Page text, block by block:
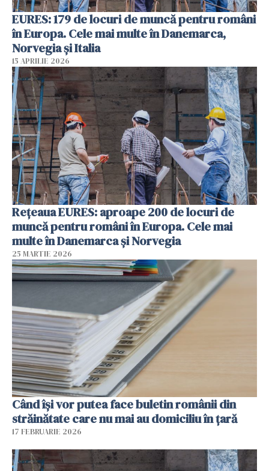
EURES: 179 de locuri de muncă pentru români
în Europa. Cele mai multe în Danemarca,
Norvegia și Italia
15 APRILIE 2026
Rețeaua EURES: aproape 200 de locuri de
muncă pentru români în Europa. Cele mai
multe în Danemarca și Norvegia
25 MARTIE 2026
Când își vor putea face buletin românii din
străinătate care nu mai au domiciliu în țară
17 FEBRUARIE 2026